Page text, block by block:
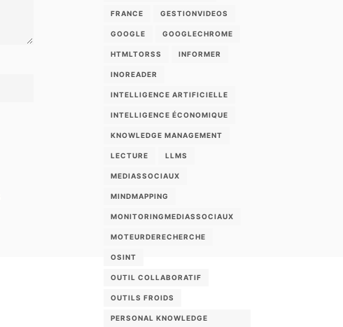
FRANCE GESTIONVIDEOS
GOOGLE GOOGLECHROME
HTMLTORSS INFORMER
INOREADER
INTELLIGENCE ARTIFICIELLE
INTELLIGENCE ÉCONOMIQUE
KNOWLEDGE MANAGEMENT
LECTURE LLMS
MEDIASSOCIAUX
MINDMAPPING
MONITORINGMEDIASSOCIAUX
MOTEURDERECHERCHE
OSINT
OUTIL COLLABORATIF
OUTILS FROIDS
PERSONAL KNOWLEDGE